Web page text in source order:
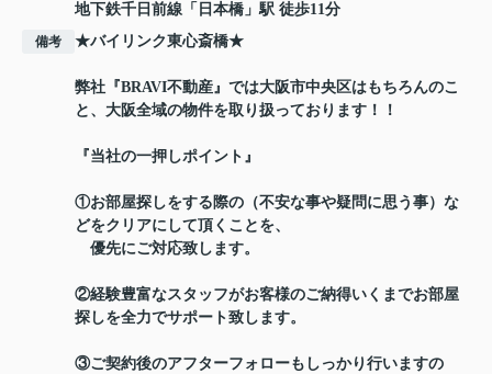
地下鉄千日前線 「 日本橋 」駅 徒歩11分
備考 ★バイリンク東心斎橋★
弊社『BRAVI不動産』では大阪市中央区はもちろんのこ
と、大阪全域の物件を取り扱っております！！
『当社の一押しポイント』
①お部屋探しをする際の（不安な事や疑問に思う事）な
どをクリアにして頂くことを、
優先にご対応致します。
②経験豊富なスタッフがお客様のご納得いくまでお部屋
探しを全力でサポート致します。
③ご契約後のアフターフォローもしっかり行いますの